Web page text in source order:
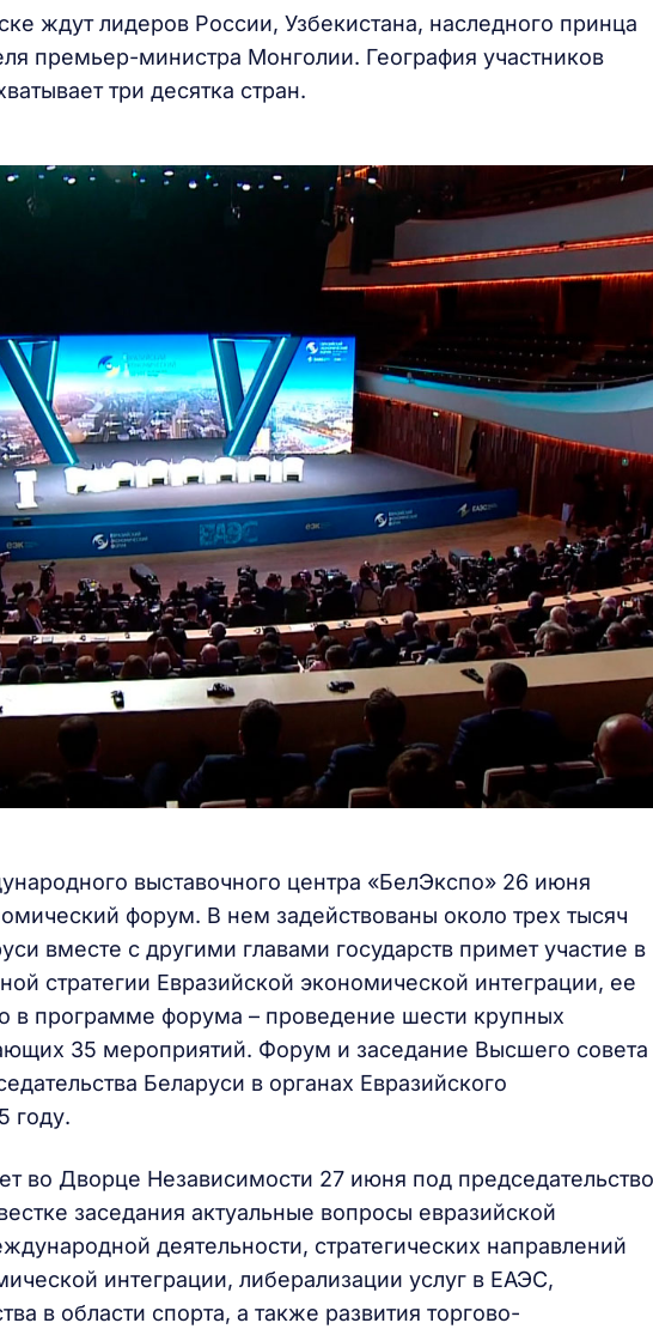
ждут лидеров России, Узбекистана, наследного принца
премьер-министра Монголии. География участников
три десятка стран.
выставочного центра «БелЭкспо» 26 июня
форум. В нем задействованы около трех тысяч
вместе с другими главами государств примет участие в
стратегии Евразийской экономической интеграции, ее
в программе форума – проведение шести крупных
35 мероприятий. Форум и заседание Высшего совета
Беларуси в органах Евразийского
году.
во Дворце Независимости 27 июня под
заседания актуальные вопросы евразийской
деятельности, стратегических направлений
интеграции, либерализации услуг в ЕАЭС,
в области спорта, а также развития торгово-